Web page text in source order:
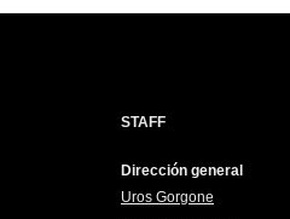
STAFF
Dirección general
Uros Gorgone